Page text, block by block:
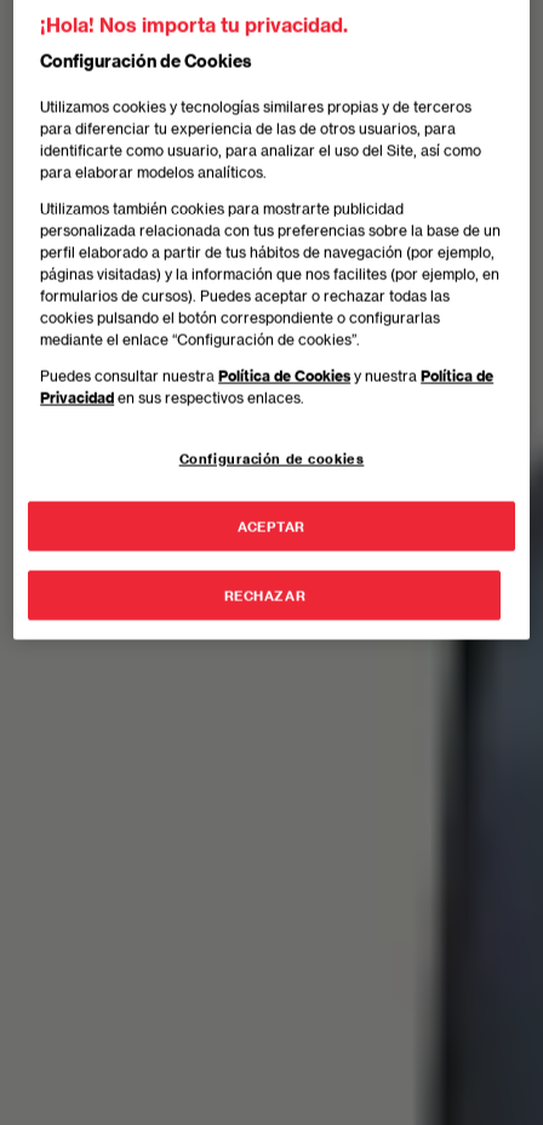
¡Hola! Nos importa tu privacidad.
Configuración de Cookies
Utilizamos cookies y tecnologías similares propias y de terceros
para diferenciar tu experiencia de las de otros usuarios, para
identificarte como usuario, para analizar el uso del Site, así como
para elaborar modelos analíticos.
Utilizamos también cookies para mostrarte publicidad
personalizada relacionada con tus preferencias sobre la base de un
perfil elaborado a partir de tus hábitos de navegación (por ejemplo,
páginas visitadas) y la información que nos facilites (por ejemplo, en
formularios de cursos). Puedes aceptar o rechazar todas las
cookies pulsando el botón correspondiente o configurarlas
mediante el enlace “Configuración de cookies”.
Puedes consultar nuestraPolítica de Cookies y nuestraPolítica de
Privacidad en sus respectivos enlaces.
Configuración de cookies
RECHAZAR
ACEPTAR